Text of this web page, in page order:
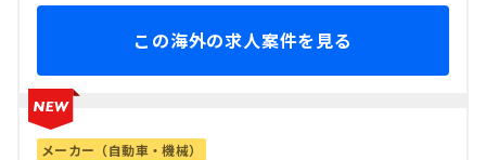
この海外の求人案件を見る
メーカー（自動車・機械）